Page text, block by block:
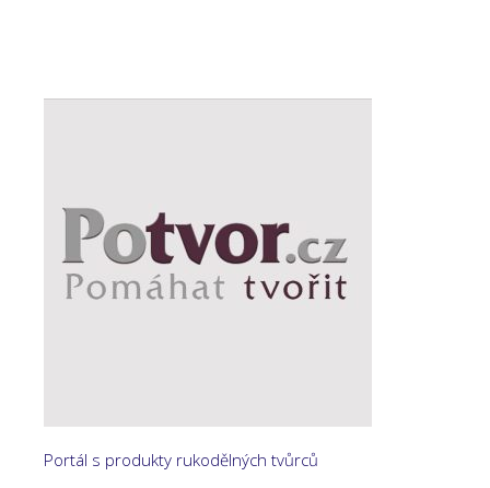
Portál s produkty rukodělných tvůrců